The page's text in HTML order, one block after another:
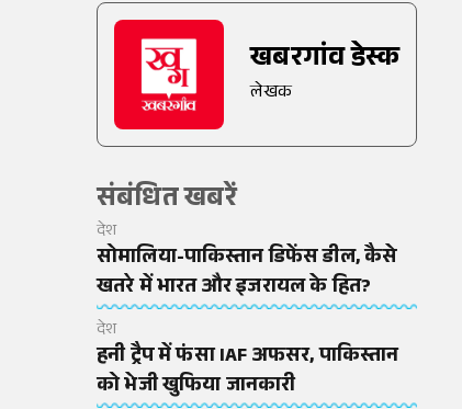
खबरगांव डेस्क
लेखक
संबंधित खबरें
देश
सोमालिया-पाकिस्तान डिफेंस डील, कैसे
खतरे में भारत और इजरायल के हित?
देश
हनी ट्रैप में फंसा IAF अफसर, पाकिस्तान
को भेजी खुफिया जानकारी